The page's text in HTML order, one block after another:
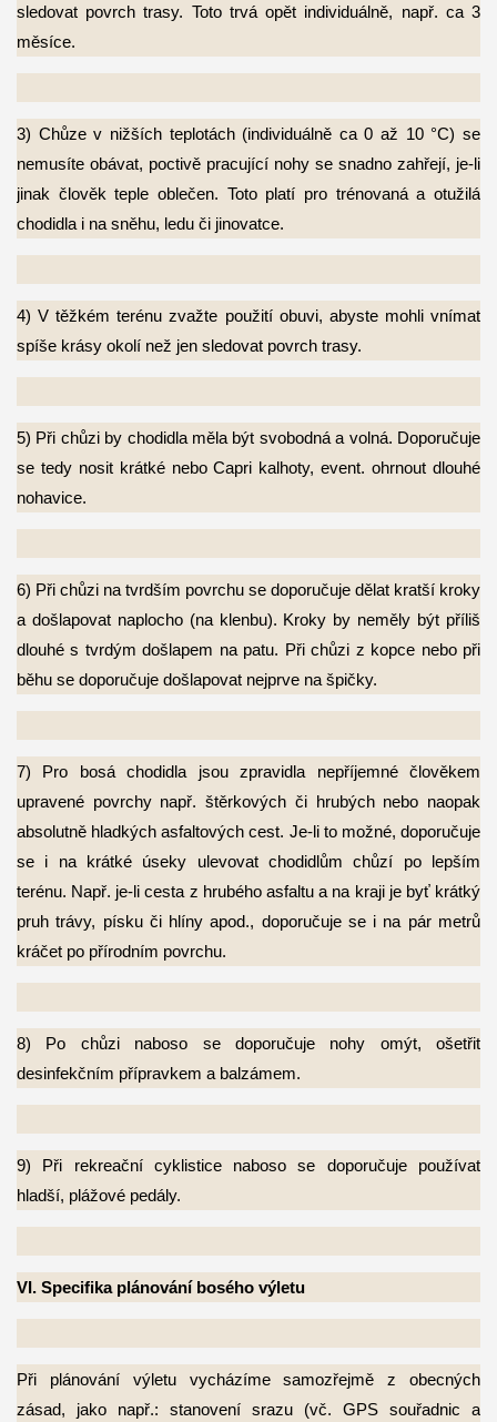
sledovat povrch trasy. Toto trvá opět individuálně, např. ca 3
měsíce.
3) Chůze v nižších teplotách (individuálně ca 0 až 10 °C) se
nemusíte obávat, poctivě pracující nohy se snadno zahřejí, je-li
jinak člověk teple oblečen. Toto platí pro trénovaná a otužilá
chodidla i na sněhu, ledu či jinovatce.
4) V těžkém terénu zvažte použití obuvi, abyste mohli vnímat
spíše krásy okolí než jen sledovat povrch trasy.
5) Při chůzi by chodidla měla být svobodná a volná. Doporučuje
se tedy nosit krátké neboCapri kalhoty, event. ohrnout dlouhé
nohavice.
6) Při chůzi na tvrdším povrchu se doporučuje dělat kratší kroky
a došlapovat naplocho (na klenbu). Kroky by neměly být příliš
dlouhé s tvrdým došlapem na patu. Při chůzi z kopce nebo při
běhu se doporučuje došlapovat nejprve na špičky.
7) Pro bosá chodidla jsou zpravidla nepříjemné člověkem
upravené povrchy např.štěrkových či hrubých nebo naopak
absolutně hladkých asfaltových cest. Je-li to možné, doporučuje
se i na krátké úseky ulevovat chodidlům chůzí po lepším
terénu. Např. je-li cesta z hrubého asfaltu a na kraji je byť krátký
pruh trávy, písku či hlíny apod., doporučuje se i na pár metrů
kráčet po přírodním povrchu.
8) Po chůzi naboso se doporučuje nohy omýt, ošetřit
desinfekčním přípravkem a balzámem.
9) Při rekreační cyklistice naboso se doporučuje používat
hladší, plážové pedály.
VI. Specifika plánování bosého výletu
Při plánování výletu vycházíme samozřejmě z obecných
zásad, jako např.: stanovení srazu (vč. GPS souřadnic a